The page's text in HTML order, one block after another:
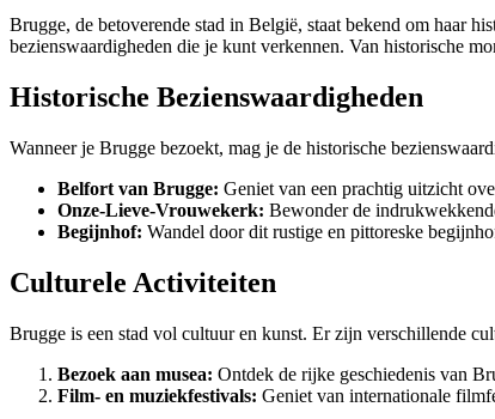
Brugge, de betoverende stad in België, staat bekend om haar
bezienswaardigheden die je kunt verkennen. Van historische
Historische Bezienswaardigheden
Wanneer je Brugge bezoekt, mag je de historische
Belfort van Brugge: Geniet van een prachtig uitzicht
Onze-Lieve-Vrouwekerk: Bewonder de
Begijnhof: Wandel door dit rustige en pittoreske
Culturele Activiteiten
Brugge is een stad vol cultuur en kunst. Er zijn verschillende
Bezoek aan musea: Ontdek de rijke geschiedenis van
Film- en muziekfestivals: Geniet van internationale